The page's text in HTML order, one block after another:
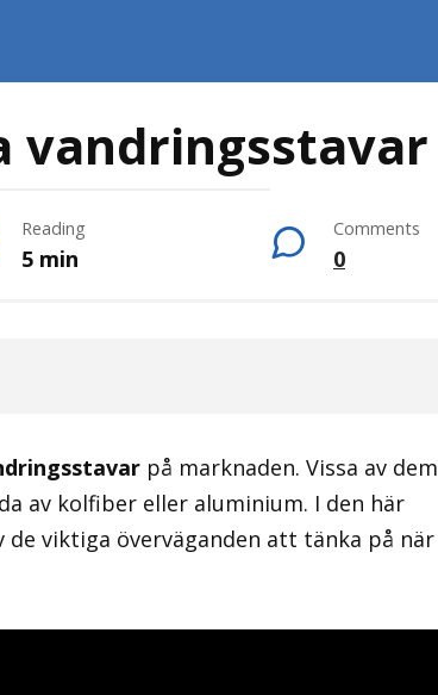
vandringsstavar
Reading
5 min
Comments
0
på marknaden. Vissa av dem
av kolfiber eller aluminium. I den här
viktiga överväganden att tänka på när